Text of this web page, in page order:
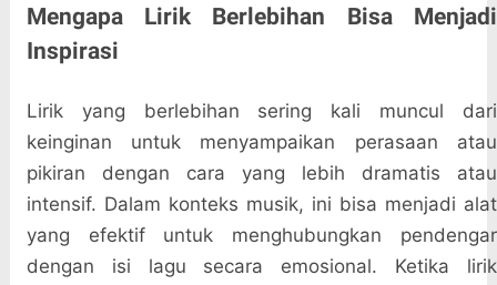
Mengapa Lirik Berlebihan Bisa Menjadi
Inspirasi
Lirik yang berlebihan sering kali muncul dari
keinginan untuk menyampaikan perasaan atau
pikiran dengan cara yang lebih dramatis atau
intensif. Dalam konteks musik, ini bisa menjadi alat
yang efektif untuk menghubungkan pendengar
dengan isi lagu secara emosional. Ketika lirik